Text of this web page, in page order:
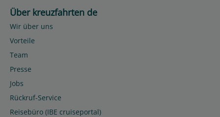
Über kreuzfahrten de
Wir über uns
Vorteile
Team
Presse
Jobs
Rückruf-Service
Reisebüro (IBE cruiseportal)